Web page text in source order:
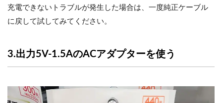
充電できないトラブルが発生した場合は、一度純正ケーブル
に戻して試してみてください。
3.出力5V-1.5AのACアダプターを使う